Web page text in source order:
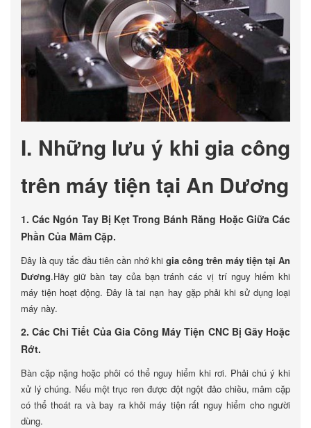
I. Những lưu ý khi gia công
trên máy tiện tại An Dương
1. Các Ngón Tay Bị Kẹt Trong Bánh Răng Hoặc Giữa Các
Phần Của Mâm Cặp.
Đây là quy tắc đầu tiên cần nhớ khi gia công trên máy tiện tại An
Dương.Hãy giữ bàn tay của bạn tránh các vị trí nguy hiểm khi
máy tiện hoạt động. Đây là tai nạn hay gặp phải khi sử dụng loại
máy này.
2. Các Chi Tiết Của Gia Công Máy Tiện CNC Bị Gãy Hoặc
Rớt.
Bàn cặp nặng hoặc phôi có thể nguy hiểm khi rơi. Phải chú ý khi
xử lý chúng. Nếu một trục ren được đột ngột đảo chiều, mâm cặp
có thể thoát ra và bay ra khỏi máy tiện rất nguy hiểm cho người
dùng.